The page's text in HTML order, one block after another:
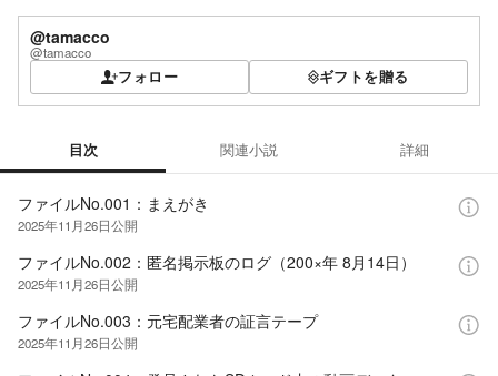
@tamacco
@tamacco
フォロー ギフトを贈る
目次 関連小説 詳細
ファイルNo.001：まえがき
2025年11月26日公開
ファイルNo.002：匿名掲示板のログ（200×年 8月14日）
2025年11月26日公開
ファイルNo.003：元宅配業者の証言テープ
2025年11月26日公開